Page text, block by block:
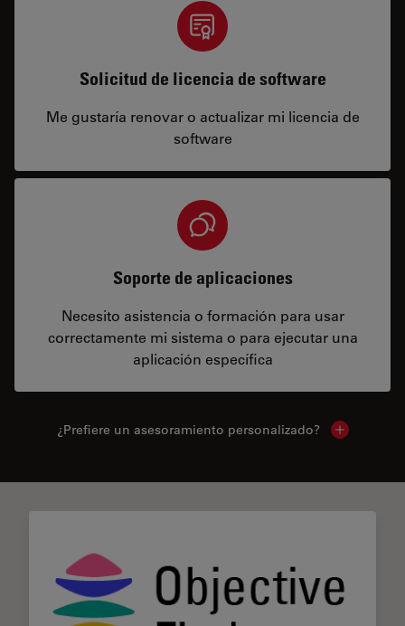
Solicitud de licencia de software
Me gustaría renovar o actualizar mi licencia de
software
Soporte de aplicaciones
Necesito asistencia o formación para usar
correctamente mi sistema o para ejecutar una
aplicación específica
¿Prefiere un asesoramiento personalizado? Show local